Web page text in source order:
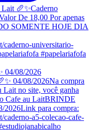
04/08/2026